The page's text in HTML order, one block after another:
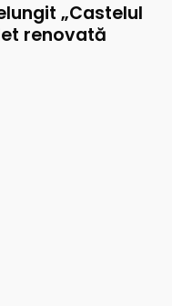
„Castelul
renovată